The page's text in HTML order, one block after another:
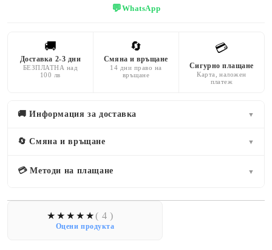
💬WhatsApp
🚚
Доставка 2-3 дни
БЕЗПЛАТНА над
100 лв
🔄
Смяна и връщане
14 дни право на
връщане
💳
Сигурно плащане
Карта, наложен
платеж
🚚 Информация за доставка ▼
🔄 Смяна и връщане ▼
💳 Методи на плащане ▼
( 4 )
Оцени продукта